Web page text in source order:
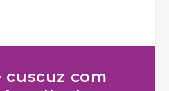
cuscuz com